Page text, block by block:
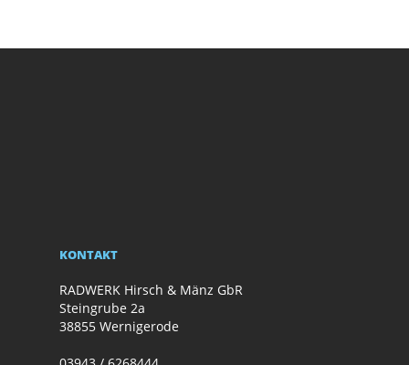
KONTAKT
RADWERK Hirsch & Mänz GbR
Steingrube 2a
38855 Wernigerode